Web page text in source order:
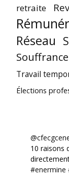
retraite
Réseau
Travail
Élections
10 raisons
#enermine